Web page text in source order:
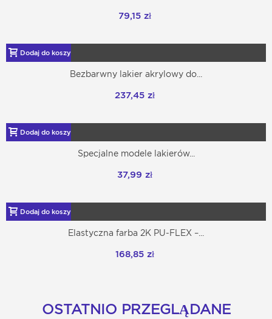
79,15 zł
Dodaj do koszyka
Bezbarwny lakier akrylowy do...
237,45 zł
Dodaj do koszyka
Specjalne modele lakierów...
37,99 zł
Dodaj do koszyka
Elastyczna farba 2K PU-FLEX –...
168,85 zł
OSTATNIO PRZEGLĄDANE